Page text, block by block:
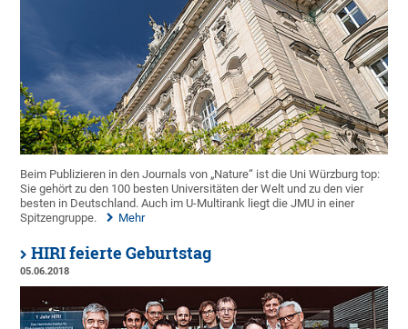
Beim Publizieren in den Journals von „Nature“ ist die Uni Würzburg top:
Sie gehört zu den 100 besten Universitäten der Welt und zu den vier
besten in Deutschland. Auch im U-Multirank liegt die JMU in einer
Spitzengruppe.
Mehr
HIRI feierte Geburtstag
05.06.2018